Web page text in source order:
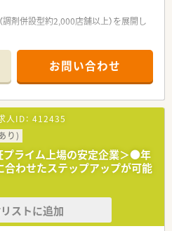
剤併設型約2,000店舗以上）を展開し
ますが、経験の少ない方でも500万前
！
富な社内研修や外部組織と連携した研
らこそ活躍できるキャリアパスが多
。
マネジャーや営業部長等のマネジメン
。
活かせるスペシャリストを目指すこ
商品部門等の本社スタッフなど活動領
しており、在宅医療へもしっかりと関
お問い合わせ
人ID： 412435
り)
プライム上場の安定企業＞●年
合わせたステップアップが可能
ストに追加